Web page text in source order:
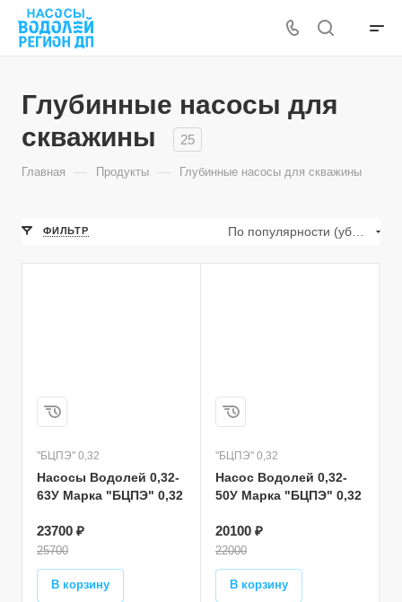
Глубинные насосы для
скважины
25
Главная — Продукты — Глубинные насосы для скважины
ФИЛЬТР
"БЦПЭ" 0,32
Насосы Водолей 0,32-
63У Марка "БЦПЭ" 0,32
23700 ₽
25700
В корзину
"БЦПЭ" 0,32
Насос Водолей 0,32-
50У Марка "БЦПЭ" 0,32
20100 ₽
22000
В корзину